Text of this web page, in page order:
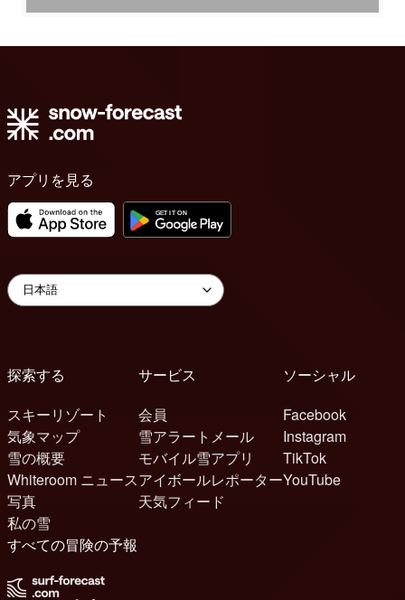
アプリを見る
探索する
スキーリゾート
気象マップ
雪の概要
Whiteroom ニュース
写真
私の雪
サービス
会員
雪アラートメール
モバイル雪アプリ
アイボールレポーター
天気フィード
ソーシャル
Facebook
Instagram
TikTok
YouTube
すべての冒険の予報